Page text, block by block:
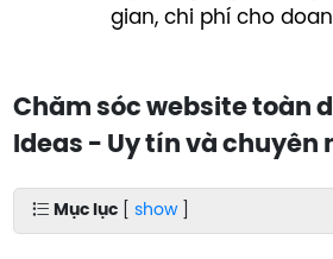
gian, chi phí cho
Chăm sóc website toàn
Ideas - Uy tín và chuyên
Mục lục [show]